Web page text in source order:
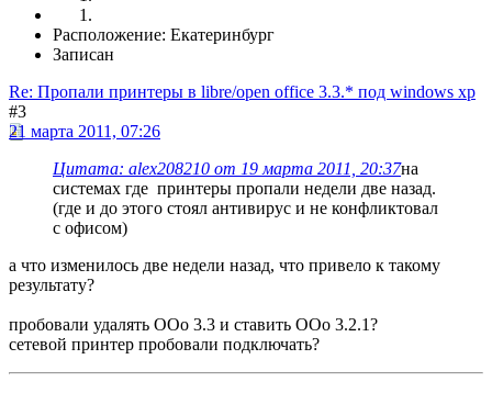
Расположение: Екатеринбург
Записан
Re: Пропали принтеры в libre/open office 3.3.* под windows xp
#3
21 марта 2011, 07:26
Цитата: alex208210 от 19 марта 2011, 20:37на
системах где принтеры пропали недели две назад.
(где и до этого стоял антивирус и не конфликтовал
с офисом)
а что изменилось две недели назад, что привело к такому
результату?
пробовали удалять ООо 3.3 и ставить OOo 3.2.1?
сетевой принтер пробовали подключать?